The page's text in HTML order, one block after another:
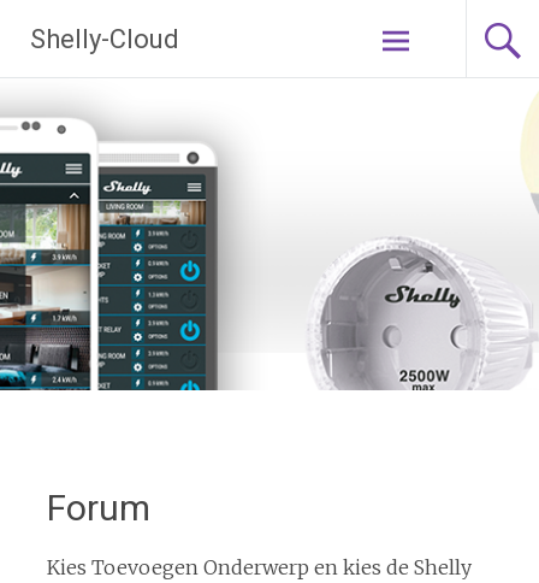
naar
de
Shelly-Cloud
Forum
Kies Toevoegen Onderwerp en kies de Shelly